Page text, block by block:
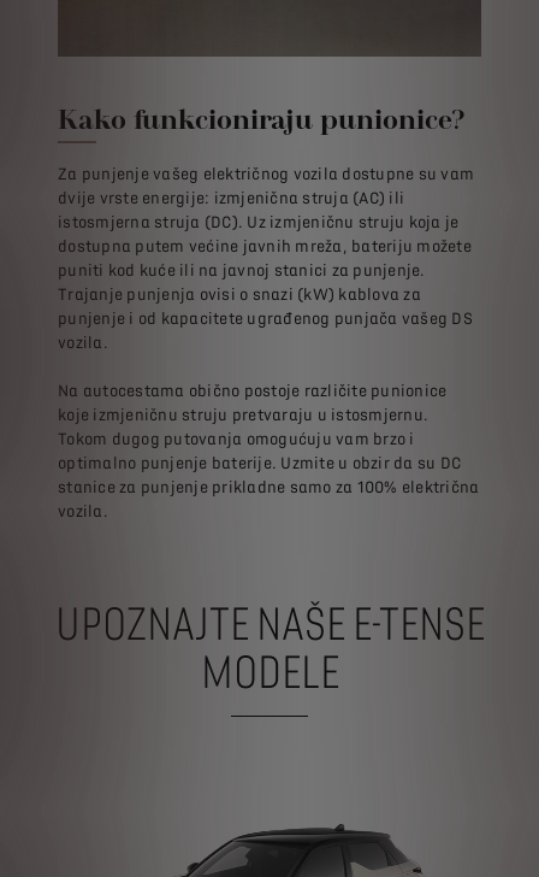
Kako funkcioniraju punionice?
Za punjenje vašeg električnog vozila dostupne su vam
dvije vrste energije: izmjenična struja (AC) ili
istosmjerna struja (DC). Uz izmjeničnu struju koja je
dostupna putem većine javnih mreža, bateriju možete
puniti kod kuće ili na javnoj stanici za punjenje.
Trajanje punjenja ovisi o snazi ​​(kW) kablova za
punjenje i od kapacitete ugrađenog punjača vašeg DS
vozila.
Na autocestama obično postoje različite punionice
koje izmjeničnu struju pretvaraju u istosmjernu.
Tokom dugog putovanja omogućuju vam brzo i
optimalno punjenje baterije. Uzmite u obzir da su DC
stanice za punjenje prikladne samo za 100% električna
vozila.
UPOZNAJTE NAŠE E-TENSE
MODELE